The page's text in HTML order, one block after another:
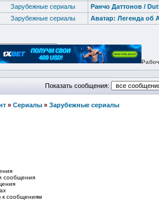
Зарубежные сериалы
Ранчо Даттонов /
Зарубежные сериалы
Аватар: Легенда об
Показать сообщения:
» Сериалы » Зарубежные сериалы
сообщения
к сообщениям